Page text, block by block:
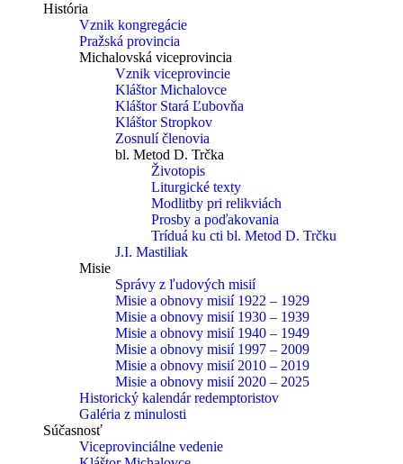
História
Vznik kongregácie
Pražská provincia
Michalovská viceprovincia
Vznik viceprovincie
Kláštor Michalovce
Kláštor Stará Ľubovňa
Kláštor Stropkov
Zosnulí členovia
bl. Metod D. Trčka
Životopis
Liturgické texty
Modlitby pri relikviách
Prosby a poďakovania
Tríduá ku cti bl. Metod D. Trčku
J.I. Mastiliak
Misie
Správy z ľudových misií
Misie a obnovy misií 1922 – 1929
Misie a obnovy misií 1930 – 1939
Misie a obnovy misií 1940 – 1949
Misie a obnovy misií 1997 – 2009
Misie a obnovy misií 2010 – 2019
Misie a obnovy misií 2020 – 2025
Historický kalendár redemptoristov
Galéria z minulosti
Súčasnosť
Viceprovinciálne vedenie